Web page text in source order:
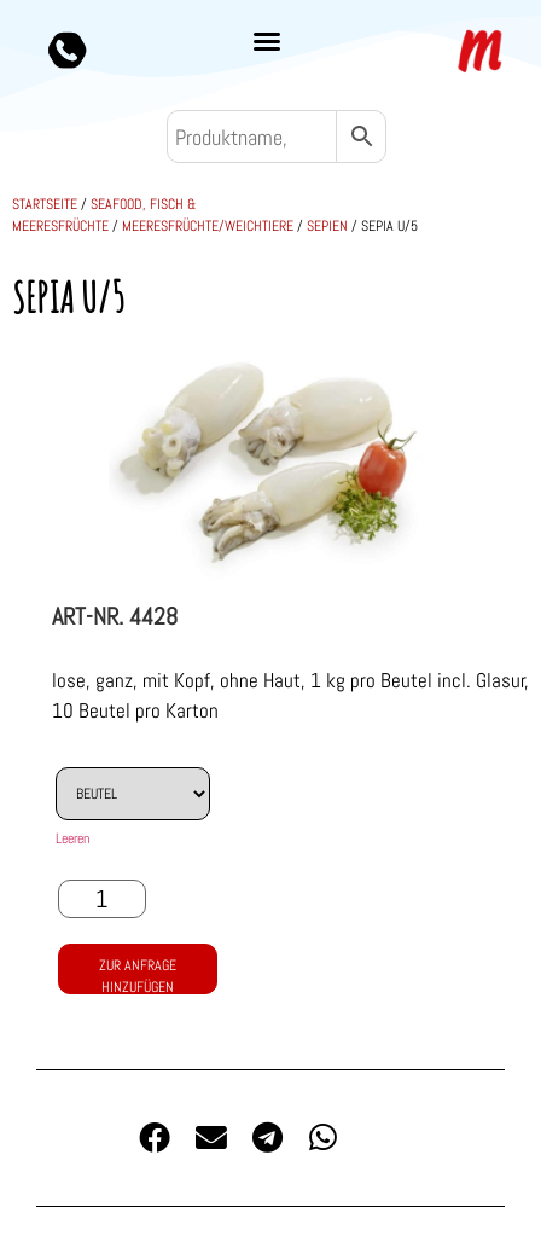
STARTSEITE/SEAFOOD, FISCH &
MEERESFRÜCHTE/ MEERESFRÜCHTE/WEICHTIERE/SEPIEN / SEPIA U/5
SEPIA U/5
ART-NR.4428
lose, ganz, mit Kopf, ohne Haut, 1 kg pro Beutel incl. Glasur,
10 Beutel pro Karton
Leeren
ZUR ANFRAGE
HINZUFÜGEN